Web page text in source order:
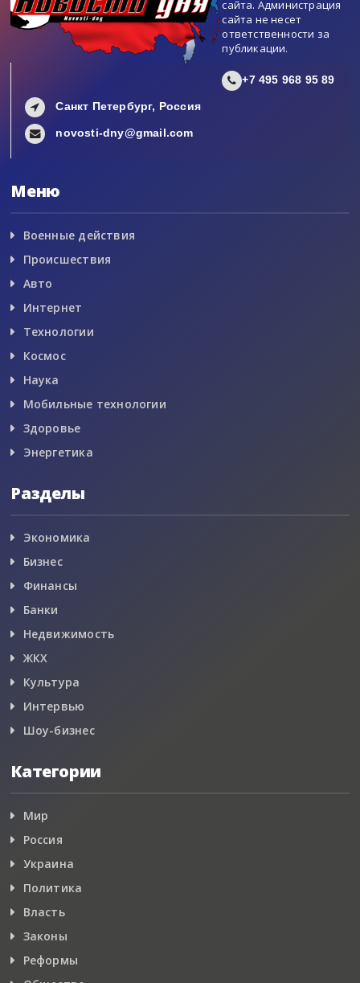
сайта. Администрация
сайта не несет
ответственности за
публикации.
+7 495 968 95 89
Санкт Петербург, Россия
novosti-dny@gmail.com
Меню
Военные действия
Происшествия
Авто
Интернет
Технологии
Космос
Наука
Мобильные технологии
Здоровье
Энергетика
Разделы
Экономика
Бизнес
Финансы
Банки
Недвижимость
ЖКХ
Культура
Интервью
Шоу-бизнес
Категории
Мир
Россия
Украина
Политика
Власть
Законы
Реформы